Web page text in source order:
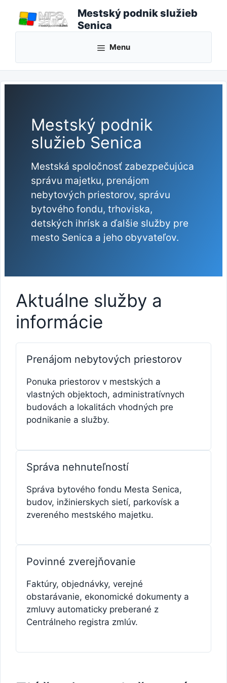
obsah
Mestský podnik služieb
Senica
Menu
Mestský podnik
služieb Senica
Mestská spoločnosť zabezpečujúca
správu majetku, prenájom
nebytových priestorov, správu
bytového fondu, trhoviska,
detských ihrísk a ďalšie služby pre
mesto Senica a jeho obyvateľov.
Aktuálne služby a
informácie
Prenájom nebytových priestorov
Ponuka priestorov v mestských a
vlastných objektoch, administratívnych
budovách a lokalitách vhodných pre
podnikanie a služby.
Správa nehnuteľností
Správa bytového fondu Mesta Senica,
budov, inžinierskych sietí, parkovísk a
zvereného mestského majetku.
Povinné zverejňovanie
Faktúry, objednávky, verejné
obstarávanie, ekonomické dokumenty a
zmluvy automaticky preberané z
Centrálneho registra zmlúv.